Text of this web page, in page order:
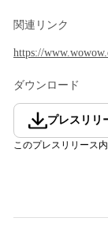
関連リンク
https://
ダウンロード
プレスリリ
このプレスリリース